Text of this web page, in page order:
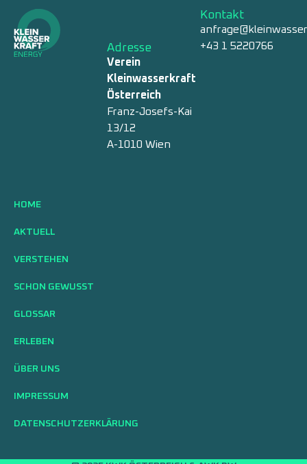
Adresse
Verein
Kleinwasserkraft
Österreich
Franz-Josefs-Kai
13/12
A-1010 Wien
Kontakt
+43 1 5220766
HOME
AKTUELL
VERSTEHEN
SCHON GEWUSST
GLOSSAR
ERLEBEN
ÜBER UNS
IMPRESSUM
DATENSCHUTZERKLÄRUNG